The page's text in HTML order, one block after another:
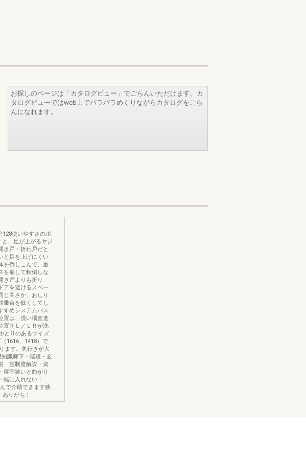
お探しのページは「カタログビュー」でごらんいただけます。カ
タログビューではweb上でパラパラめくりながらカタログをごら
んになれます。
使いやすさのポ
、足が上がるヤジ
き戸・折れ戸だと
と足を上げにくい
を倒しこんで、重
を崩して転倒しな
き戸よりも折り
アを避けるスペー
じ高さか、おしり
乗台を低くしてし
すめシステムバス
置は、洗い場直進
置ＲＬ／ＬＲが洗
とりのあるサイズ
1616、1418）で
ます。奥行きが大
識廊下・階段・玄
室制度解説・資
室狭いと曲がり
緒に入れない！
で介助できます狭
りがち！